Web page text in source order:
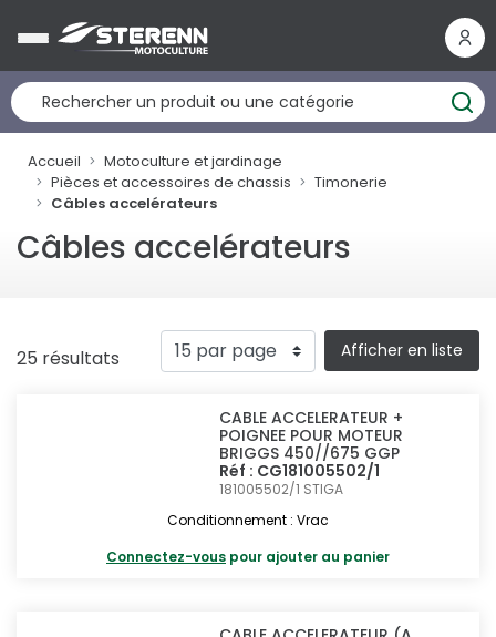
Accueil
Motoculture et jardinage
Pièces et accessoires de chassis
Timonerie
Câbles accelérateurs
Câbles accelérateurs
25 résultats Afficher en liste
CABLE ACCELERATEUR +
POIGNEE POUR MOTEUR
BRIGGS 450//675 GGP
Réf : CG181005502/1
181005502/1 STIGA
Conditionnement : Vrac
Connectez-vous pour ajouter au panier